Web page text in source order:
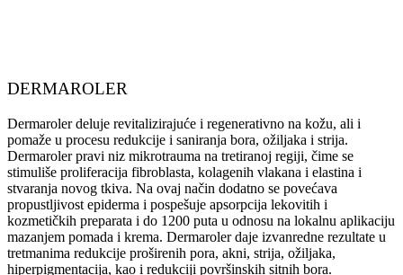
DERMAROLER
Dermaroler deluje revitalizirajuće i regenerativno na kožu, ali i
pomaže u procesu redukcije i saniranja bora, ožiljaka i strija.
Dermaroler pravi niz mikrotrauma na tretiranoj regiji, čime se
stimuliše proliferacija fibroblasta, kolagenih vlakana i elastina i
stvaranja novog tkiva. Na ovaj način dodatno se povećava
propustljivost epiderma i pospešuje apsorpcija lekovitih i
kozmetičkih preparata i do 1200 puta u odnosu na lokalnu aplikaciju
mazanjem pomada i krema. Dermaroler daje izvanredne rezultate u
tretmanima redukcije proširenih pora, akni, strija, ožiljaka,
hiperpigmentacija, kao i redukciji površinskih sitnih bora.